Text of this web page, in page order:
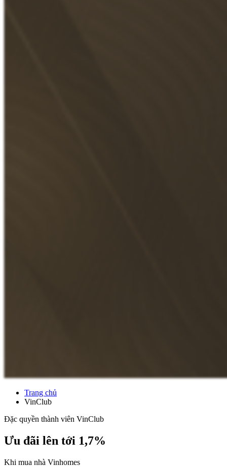
Trang chủ
VinClub
Đặc quyền thành viên VinClub
Ưu đãi lên tới 1,7%
Khi mua nhà Vinhomes